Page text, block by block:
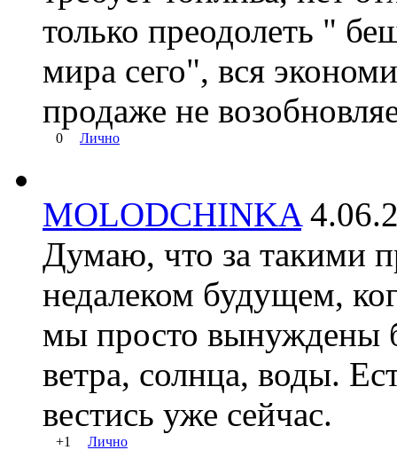
только преодолеть "
мира сего", вся
продаже не
0 Лично
MOLODCHINKA
Думаю, что за такими
недалеком будущем,
мы просто вынуждены
ветра, солнца, воды.
вестись уже сейчас.
+1 Лично